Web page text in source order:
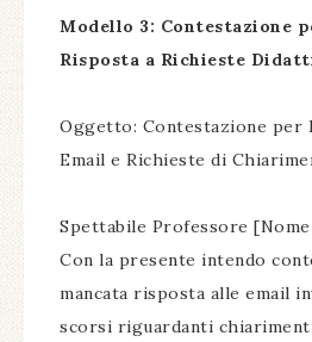
Modello 3: Contestazione
Risposta a Richieste
Oggetto: Contestazione per
Email e Richieste di
Spettabile Professore [Nome
Con la presente intendo
mancata risposta alle email
scorsi riguardanti